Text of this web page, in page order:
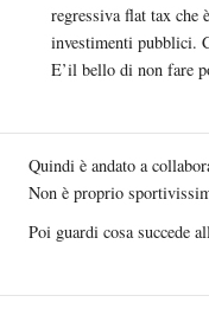
regressiva flat tax che
investimenti pubblici.
E’il bello di non fare
Quindi è andato a
Non è proprio
Poi guardi cosa succede